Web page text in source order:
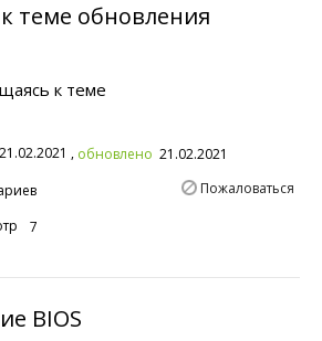
теме обновления
к теме
21.02.2021 , обновлено 21.02.2021
Пожаловаться
7
BIOS